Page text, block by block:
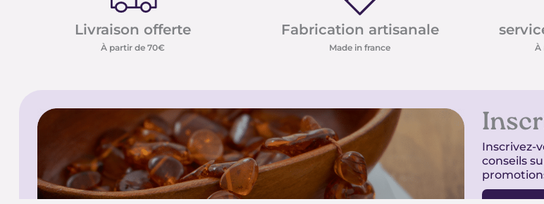
Livraison offerte
À partir de 70€
Fabrication artisanale
Made in france À
Inscrivez-
conseils